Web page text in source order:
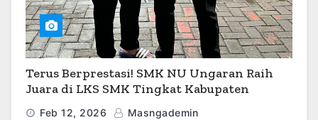
Terus Berprestasi! SMK NU Ungaran Raih
Juara di LKS SMK Tingkat Kabupaten
Feb 12, 2026 Masngademin